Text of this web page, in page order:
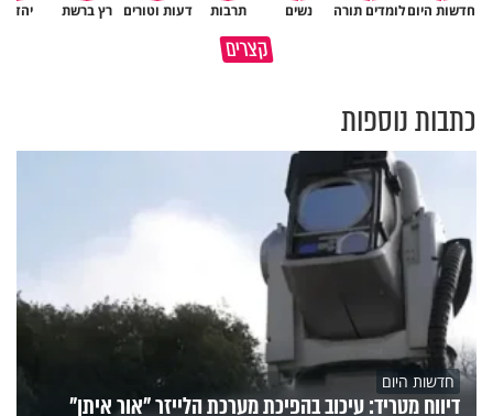
חדשות היוםלומדים תורה נשים תרבות דעות וטורים רץ ברשת יהדות
קצריםברכה או קללה? הכל בידים שלנו
איך לשלוט בסיטואציה בצורה
כתבות נוספות
חדשות היום
דיווח מטריד: עיכוב בהפיכת מערכת הלייזר "אור איתן"